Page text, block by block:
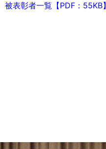
被表彰者一覧【PDF：55KB】